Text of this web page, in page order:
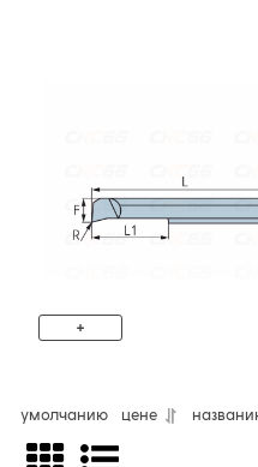
Твердосплавные
+
умолчанию цене